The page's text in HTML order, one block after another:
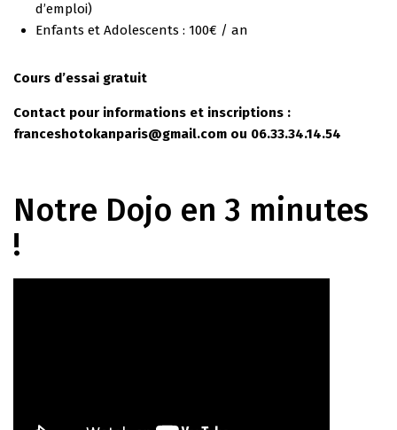
d’emploi)
Enfants et Adolescents : 100€ / an
Cours d’essai gratuit
Contact pour informations et inscriptions :
franceshotokanparis@gmail.com ou 06.33.34.14.54
Notre Dojo en 3 minutes
!